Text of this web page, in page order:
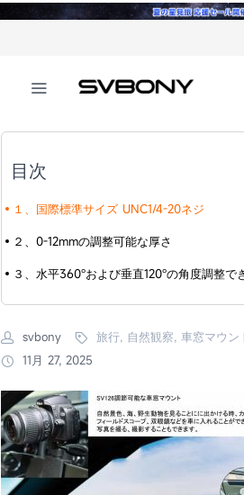
目次
１、国際標準サイズ UNC1/4-20ネジ
２、0-12mmの調整可能な厚さ
３、水平360°および垂直120°の角度調整で
svbony
旅行, 自然観察, 車窓マウン
11月 27, 2025